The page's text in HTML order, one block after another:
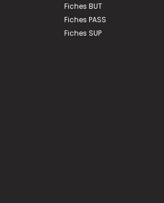
Fiches BUT
Fiches PASS
Fiches SUP